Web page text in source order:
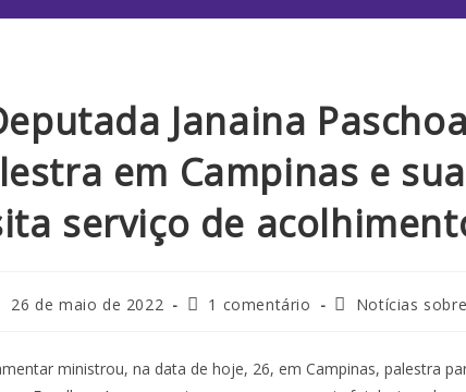
Janaina
em Campinas e
serviço de
26 de maio de 2022 1 comentário Notícias
ministrou, na data de hoje, 26, em Campinas, palestra